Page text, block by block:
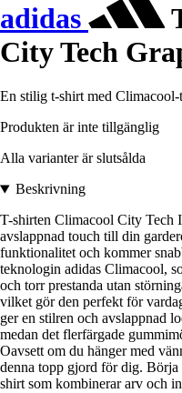
adidas
City Tech
En stilig t-shirt med
Produkten är inte tillgänglig
Alla varianter är slutsålda
Beskrivning
T-shirten Climacool City Tech
avslappnad touch till din
funktionalitet och kommer
teknologin adidas Climacool,
och torr prestanda utan
vilket gör den perfekt för
ger en stilren och avslappnad
medan det flerfärgade
Oavsett om du hänger med
denna topp gjord för dig.
shirt som kombinerar arv och